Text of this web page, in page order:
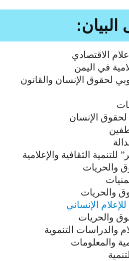
الاقتصادي
في اليمن
لحقوق الإنسان والقانون
الإنسان
الثقافية والإعلامية
والحريات
والحريات
الإنساني
والحريات
والدراسات التنموية
والمعلومات